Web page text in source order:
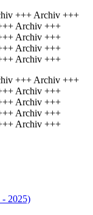
+++ Archiv +++
Archiv +++
Archiv +++
Archiv +++
Archiv +++
+++ Archiv +++
Archiv +++
Archiv +++
Archiv +++
Archiv +++
- 2025)